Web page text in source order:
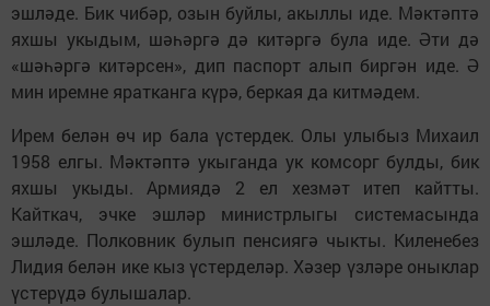
эшләде. Бик чибәр, озын буйлы, акыллы иде. Мәктәптә
яхшы укыдым, шәһәргә дә китәргә була иде. Әти дә
«шәһәргә китәрсен», дип паспорт алып биргән иде. Ә
мин иремне яратканга күрә, беркая да китмәдем.
Ирем белән өч ир бала үстердек. Олы улыбыз Михаил
1958 елгы. Мәктәптә укыганда ук комсорг булды, бик
яхшы укыды. Армиядә 2 ел хезмәт итеп кайтты.
Кайткач, эчке эшләр министрлыгы системасында
эшләде. Полковник булып пенсиягә чыкты. Киленебез
Лидия белән ике кыз үстерделәр. Хәзер үзләре оныклар
үстерүдә булышалар.